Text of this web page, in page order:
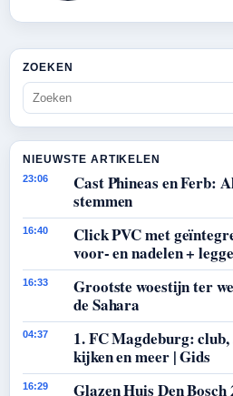
ZOEKEN
NIEUWSTE ARTIKELEN
23:06
Cast Phineas en Ferb:
stemmen
16:40
Click PVC met
voor- en nadelen +
16:33
Grootste woestijn ter
de Sahara
04:37
1. FC Magdeburg:
kijken en meer | Gids
16:29 Glazen Huis Den